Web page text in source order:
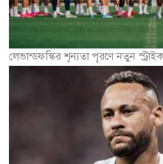
লেভান্ডফস্কির শূন্যতা পূরণে নতুন